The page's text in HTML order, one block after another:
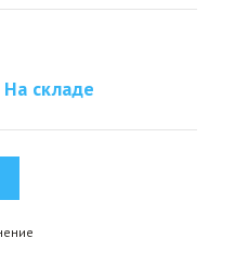
На складе